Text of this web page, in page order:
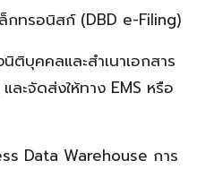
กทรอนิสก์ (DBD e-Filing)
ติบุคคลและสำเนาเอกสาร
ะจัดส่งให้ทาง EMS หรือ
Data Warehouse การ